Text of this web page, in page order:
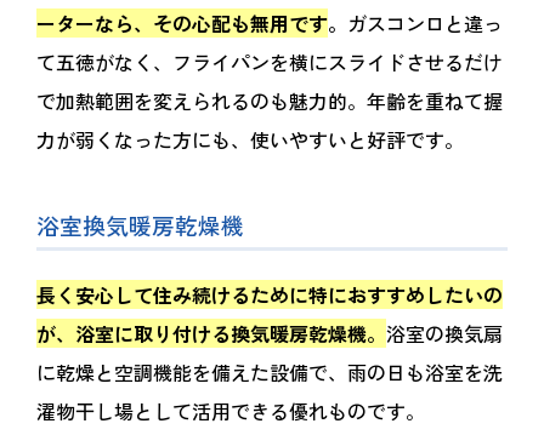
ーターなら、その心配も無用です。 ガスコンロと違っ
て五徳がなく、フライパンを横にスライドさせるだけ
で加熱範囲を変えられるのも魅力的。年齢を重ねて握
力が弱くなった方にも、使いやすいと好評です。
浴室換気暖房乾燥機
長く安心して住み続けるために特におすすめしたいの
が、浴室に取り付ける換気暖房乾燥機。 浴室の換気扇
に乾燥と空調機能を備えた設備で、雨の日も浴室を洗
濯物干し場として活用できる優れものです。